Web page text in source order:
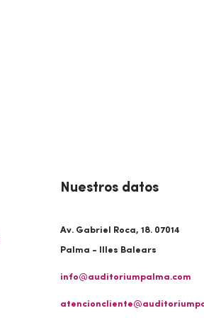
Nuestros datos
Av. Gabriel Roca, 18. 07014
Palma - Illes Balears
info@auditoriumpalma.com